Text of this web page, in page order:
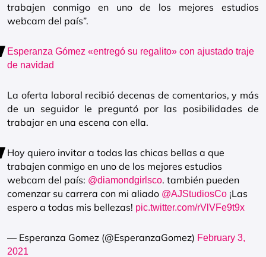
trabajen conmigo en uno de los mejores estudios
webcam del país”.
Esperanza Gómez «entregó su regalito» con ajustado traje
de navidad
La oferta laboral recibió decenas de comentarios, y más
de un seguidor le preguntó por las posibilidades de
trabajar en una escena con ella.
Hoy quiero invitar a todas las chicas bellas a que
trabajen conmigo en uno de los mejores estudios
webcam del país: @diamondgirlsco. también pueden
comenzar su carrera con mi aliado @AJStudiosCo ¡Las
espero a todas mis bellezas! pic.twitter.com/rVlVFe9t9x
— Esperanza Gomez (@EsperanzaGomez) February 3,
2021